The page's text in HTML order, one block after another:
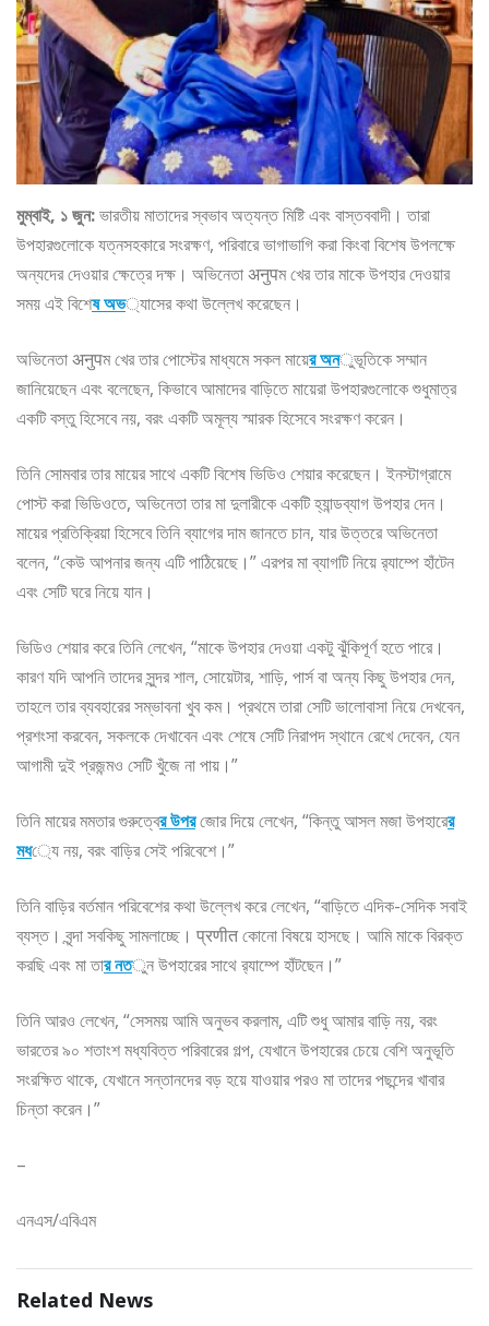
মুম্বাই, ১ জুন:ভারতীয় মাতাদের স্বভাব অত্যন্ত মিষ্টি এবং বাস্তববাদী। তারা
উপহারগুলোকে যত্নসহকারে সংরক্ষণ, পরিবারে ভাগাভাগি করা কিংবা বিশেষ উপলক্ষে
অন্যদের দেওয়ার ক্ষেত্রে দক্ষ। অভিনেতা अनुपম খের তার মাকে উপহার দেওয়ার
সময় এই বিশেষ অভ্যাসের কথা উল্লেখ করেছেন।
অভিনেতা अनुपম খের তার পোস্টের মাধ্যমে সকল মায়ের অনুভূতিকে সম্মান
জানিয়েছেন এবং বলেছেন, কিভাবে আমাদের বাড়িতে মায়েরা উপহারগুলোকে শুধুমাত্র
একটি বস্তু হিসেবে নয়, বরং একটি অমূল্য স্মারক হিসেবে সংরক্ষণ করেন।
তিনি সোমবার তার মায়ের সাথে একটি বিশেষ ভিডিও শেয়ার করেছেন। ইনস্টাগ্রামে
পোস্ট করা ভিডিওতে, অভিনেতা তার মা দুলারীকে একটি হ্যান্ডব্যাগ উপহার দেন।
মায়ের প্রতিক্রিয়া হিসেবে তিনি ব্যাগের দাম জানতে চান, যার উত্তরে অভিনেতা
বলেন, “কেউ আপনার জন্য এটি পাঠিয়েছে।” এরপর মা ব্যাগটি নিয়ে র‌্যাম্পে হাঁটেন
এবং সেটি ঘরে নিয়ে যান।
ভিডিও শেয়ার করে তিনি লেখেন, “মাকে উপহার দেওয়া একটু ঝুঁকিপূর্ণ হতে পারে।
কারণ যদি আপনি তাদের সুন্দর শাল, সোয়েটার, শাড়ি, পার্স বা অন্য কিছু উপহার দেন,
তাহলে তার ব্যবহারের সম্ভাবনা খুব কম। প্রথমে তারা সেটি ভালোবাসা নিয়ে দেখবেন,
প্রশংসা করবেন, সকলকে দেখাবেন এবং শেষে সেটি নিরাপদ স্থানে রেখে দেবেন, যেন
আগামী দুই প্রজন্মও সেটি খুঁজে না পায়।”
তিনি মায়ের মমতার গুরুত্বের উপরজোর দিয়ে লেখেন, “কিন্তু আসল মজা উপহারের
মধ্যে নয়, বরং বাড়ির সেই পরিবেশে।”
তিনি বাড়ির বর্তমান পরিবেশের কথা উল্লেখ করে লেখেন, “বাড়িতে এদিক-সেদিক সবাই
ব্যস্ত। বৃন্দা সবকিছু সামলাচ্ছে। प्रणीत কোনো বিষয়ে হাসছে। আমি মাকে বিরক্ত
করছি এবং মা তার নতুন উপহারের সাথে র‌্যাম্পে হাঁটছেন।”
তিনি আরও লেখেন, “সেসময় আমি অনুভব করলাম, এটি শুধু আমার বাড়ি নয়, বরং
ভারতের ৯০ শতাংশ মধ্যবিত্ত পরিবারের গল্প, যেখানে উপহারের চেয়ে বেশি অনুভূতি
সংরক্ষিত থাকে, যেখানে সন্তানদের বড় হয়ে যাওয়ার পরও মা তাদের পছন্দের খাবার
চিন্তা করেন।”
–
এনএস/এবিএম
Related News